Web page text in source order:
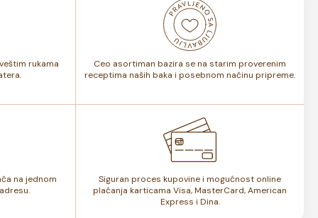
rukama
Ceo asortiman bazira se na starim proverenim
receptima naših baka i posebnom načinu pripreme.
na jednom
Siguran proces kupovine i mogućnost online
plaćanja karticama Visa, MasterCard, American
Express i Dina.